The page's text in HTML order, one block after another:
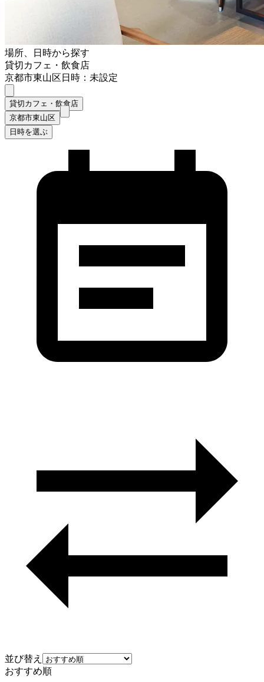
場所、日時から探す
貸切カフェ・飲食店
京都市東山区日時：未設定
貸切カフェ・飲食店
京都市東山区
日時を選ぶ
並び替え
おすすめ順